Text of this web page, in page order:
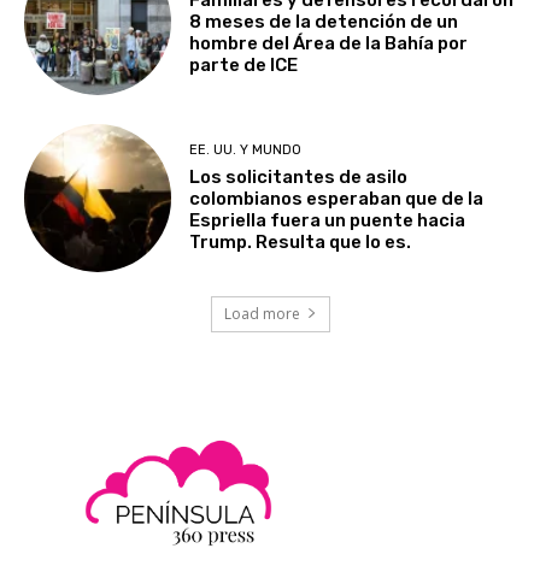
8 meses de la detención de un
hombre del Área de la Bahía por
parte de ICE
EE. UU. Y MUNDO
Los solicitantes de asilo
colombianos esperaban que de la
Espriella fuera un puente hacia
Trump. Resulta que lo es.
Load more